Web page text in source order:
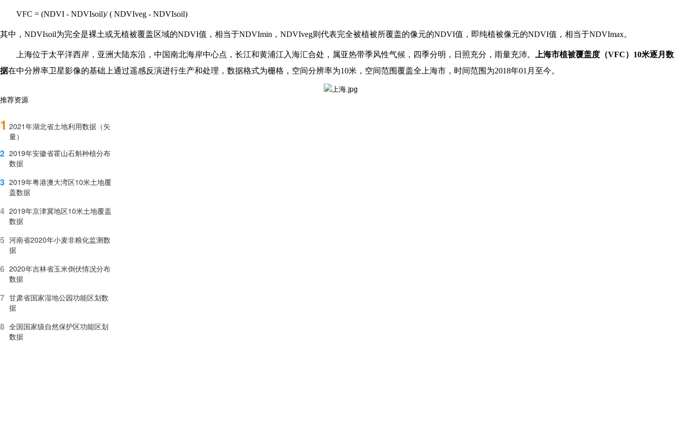
VFC = (NDVI - NDVIsoil)/ ( NDVIveg - NDVIsoil)
其中，NDVIsoil为完全是裸土或无植被覆盖区域的NDVI值，相当于NDVImin，NDVIveg则代表完全被植被所覆盖的像元的NDVI值，即纯植被像元的NDVI值，相当于NDVImax。
上海位于太平洋西岸，亚洲大陆东沿，中国南北海岸中心点，长江和黄浦江入海汇合处，属亚热带季风性气候，四季分明，日照充分，雨量充沛。
上海市植被覆盖度（VFC）10米逐月数
据在中分辨率卫星影像的基础上通过遥感反演进行生产和处理，数据格式为栅格，空间分辨率为10米，空间范围覆盖全上海市，时间范围为2018年01月至今。
推荐资源
1 2021年湖北省土地利用数据（矢
量）
2 2019年安徽省霍山石斛种植分布
数据
3 2019年粤港澳大湾区10米土地覆
盖数据
4 2019年京津冀地区10米土地覆盖
数据
5 河南省2020年小麦非粮化监测数
据
6 2020年吉林省玉米倒伏情况分布
数据
7 甘肃省国家湿地公园功能区划数
据
8 全国国家级自然保护区功能区划
数据